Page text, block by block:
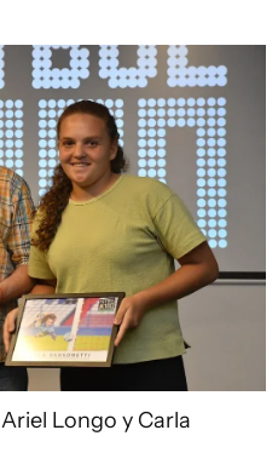
Ariel Longo y Carla